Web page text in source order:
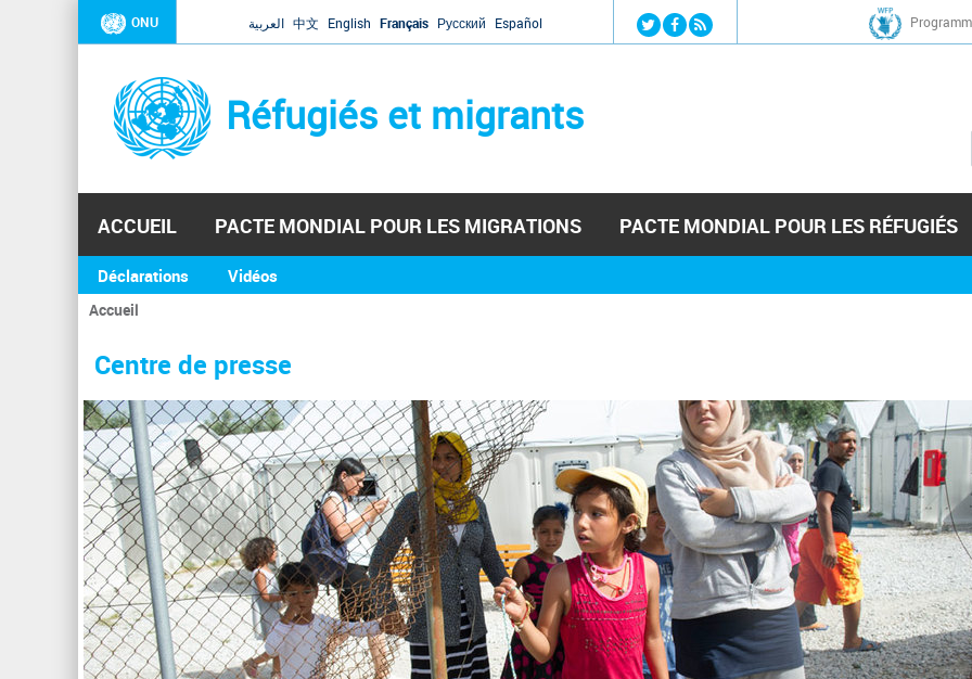
Jump to navigation
ONU العربية 中文 English Français Русский Español
Réfugiés et migrants
ACCUEIL PACTE MONDIAL POUR LES MIGRATIONS PACTE MONDIAL POUR LES RÉFUGIÉS
Déclarations Vidéos
Vous
ici
Accueil
Centre de presse